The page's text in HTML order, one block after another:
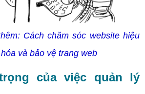
Cách chăm sóc website hiệu
và bảo vệ trang web
của việc quản lý